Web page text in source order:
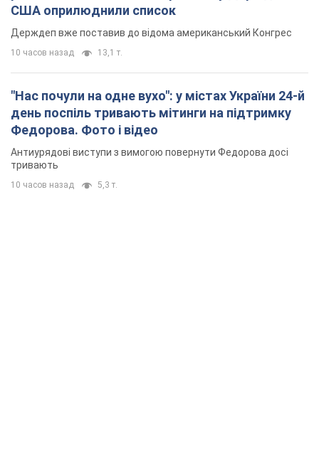
США оприлюднили список
Держдеп вже поставив до відома американський Конгрес
10 часов назад 13,1 т.
"Нас почули на одне вухо": у містах України 24-й
день поспіль тривають мітинги на підтримку
Федорова. Фото і відео
Антиурядові виступи з вимогою повернути Федорова досі
тривають
10 часов назад 5,3 т.